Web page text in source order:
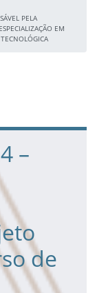
PELA
EM
–
de